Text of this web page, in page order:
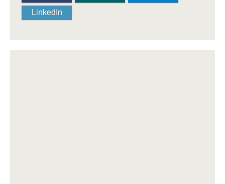
LinkedIn